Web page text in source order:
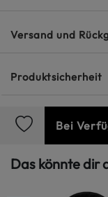
Versand und
Produktsicherheit
Bei
Das könnte dir